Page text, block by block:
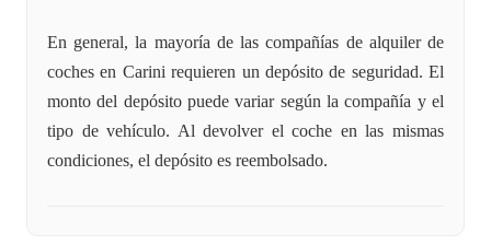
En general, la mayoría de las compañías de alquiler de
coches en Carini requieren un depósito de seguridad. El
monto del depósito puede variar según la compañía y el
tipo de vehículo. Al devolver el coche en las mismas
condiciones, el depósito es reembolsado.